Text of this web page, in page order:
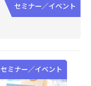
セミナー／イベント
セミナー／イベント